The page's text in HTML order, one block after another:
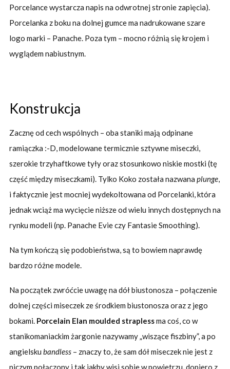
Porcelance wystarcza napis na odwrotnej stronie zapięcia).
Porcelanka z boku na dolnej gumce ma nadrukowane szare
logo marki – Panache. Poza tym – mocno różnią się krojem i
wyglądem nabiustnym.
Konstrukcja
Zacznę od cech wspólnych – oba staniki mają odpinane
ramiączka :-D, modelowane termicznie sztywne miseczki,
szerokie trzyhaftkowe tyły oraz stosunkowo niskie mostki (tę
część między miseczkami). Tylko Koko została nazwana plunge,
i faktycznie jest mocniej wydekoltowana od Porcelanki, która
jednak wciąż ma wycięcie niższe od wielu innych dostępnych na
rynku modeli (np. Panache Evie czy Fantasie Smoothing).
Na tym kończą się podobieństwa, są to bowiem naprawdę
bardzo różne modele.
Na początek zwróćcie uwagę na dół biustonosza – połączenie
dolnej części miseczek ze środkiem biustonosza oraz z jego
bokami. Porcelain Elan moulded straplessma coś, co w
stanikomaniackim żargonie nazywamy „wiszące fiszbiny”, a po
angielsku bandless– znaczy to, że sam dół miseczek nie jest z
niczym połączony i tak jakby wisi sobie w powietrzu, dopiero z